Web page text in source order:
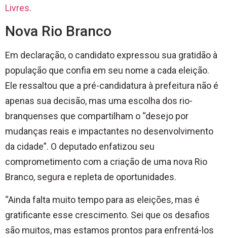
Livres.
Nova Rio Branco
Em declaração, o candidato expressou sua gratidão à
população que confia em seu nome a cada eleição.
Ele ressaltou que a pré-candidatura à prefeitura não é
apenas sua decisão, mas uma escolha dos rio-
branquenses que compartilham o “desejo por
mudanças reais e impactantes no desenvolvimento
da cidade”. O deputado enfatizou seu
comprometimento com a criação de uma nova Rio
Branco, segura e repleta de oportunidades.
“Ainda falta muito tempo para as eleições, mas é
gratificante esse crescimento. Sei que os desafios
são muitos, mas estamos prontos para enfrentá-los